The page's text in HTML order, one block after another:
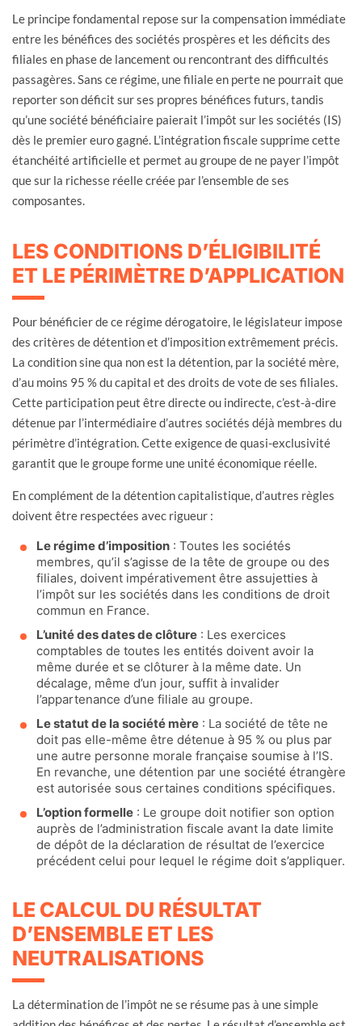
Le principe fondamental repose sur la compensation immédiate
entre les bénéfices des sociétés prospères et les déficits des
filiales en phase de lancement ou rencontrant des difficultés
passagères. Sans ce régime, une filiale en perte ne pourrait que
reporter son déficit sur ses propres bénéfices futurs, tandis
qu’une société bénéficiaire paierait l’impôt sur les sociétés (IS)
dès le premier euro gagné. L’intégration fiscale supprime cette
étanchéité artificielle et permet au groupe de ne payer l’impôt
que sur la richesse réelle créée par l’ensemble de ses
composantes.
LES CONDITIONS D’ÉLIGIBILITÉ
ET LE PÉRIMÈTRE D’APPLICATION
Pour bénéficier de ce régime dérogatoire, le législateur impose
des critères de détention et d’imposition extrêmement précis.
La condition sine qua non est la détention, par la société mère,
d’au moins 95 % du capital et des droits de vote de ses filiales.
Cette participation peut être directe ou indirecte, c’est-à-dire
détenue par l’intermédiaire d’autres sociétés déjà membres du
périmètre d’intégration. Cette exigence de quasi-exclusivité
garantit que le groupe forme une unité économique réelle.
En complément de la détention capitalistique, d’autres règles
doivent être respectées avec rigueur :
Le régime d’imposition : Toutes les sociétés
membres, qu’il s’agisse de la tête de groupe ou des
filiales, doivent impérativement être assujetties à
l’impôt sur les sociétés dans les conditions de droit
commun en France.
L’unité des dates de clôture : Les exercices
comptables de toutes les entités doivent avoir la
même durée et se clôturer à la même date. Un
décalage, même d’un jour, suffit à invalider
l’appartenance d’une filiale au groupe.
Le statut de la société mère : La société de tête ne
doit pas elle-même être détenue à 95 % ou plus par
une autre personne morale française soumise à l’IS.
En revanche, une détention par une société étrangère
est autorisée sous certaines conditions spécifiques.
L’option formelle : Le groupe doit notifier son option
auprès de l’administration fiscale avant la date limite
de dépôt de la déclaration de résultat de l’exercice
précédent celui pour lequel le régime doit s’appliquer.
LE CALCUL DU RÉSULTAT
D’ENSEMBLE ET LES
NEUTRALISATIONS
La détermination de l’impôt ne se résume pas à une simple